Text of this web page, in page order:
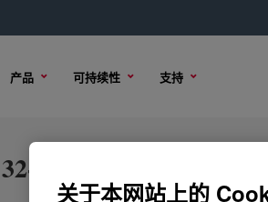
产品 可持续性 支持
8013 U Silicone
关于本网站上的